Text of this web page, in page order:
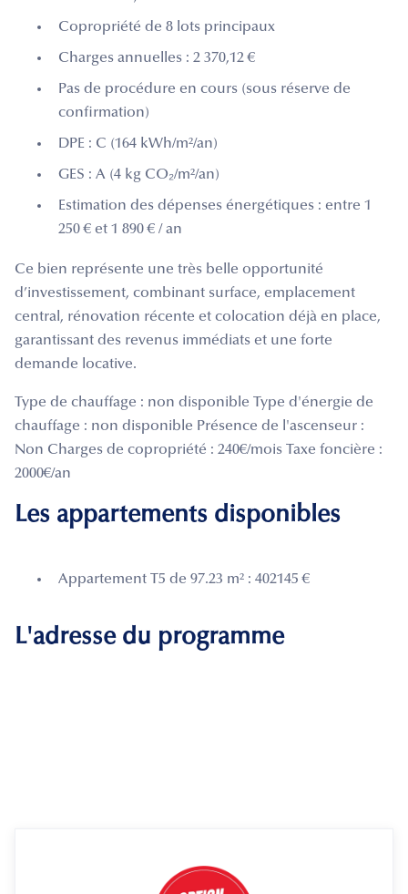
Copropriété de 8 lots principaux
Charges annuelles : 2 370,12 €
Pas de procédure en cours (sous réserve de
confirmation)
DPE : C (164 kWh/m²/an)
GES : A (4 kg CO₂/m²/an)
Estimation des dépenses énergétiques : entre 1
250 € et 1 890 € / an
Ce bien représente une très belle opportunité
d’investissement, combinant surface, emplacement
central, rénovation récente et colocation déjà en place,
garantissant des revenus immédiats et une forte
demande locative.
Type de chauffage : non disponible Type d'énergie de
chauffage : non disponible Présence de l'ascenseur :
Non Charges de copropriété : 240€/mois Taxe foncière :
2000€/an
Les appartements disponibles
Appartement T5 de 97.23 m² : 402145 €
L'adresse du programme